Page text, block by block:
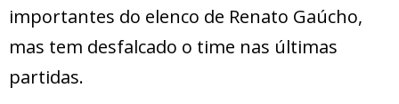
importantes do elenco de Renato Gaúcho,
mas tem desfalcado o time nas últimas
partidas.